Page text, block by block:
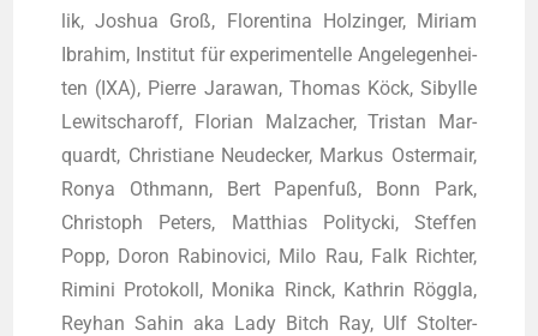
lik, Joshua Groß, Flo­ren­ti­na Holz­in­ger, Miri­am
Ibra­him, Insti­tut für expe­ri­men­tel­le Ange­le­gen­hei­
ten (IXA), Pierre Jara­wan, Tho­mas Köck, Sibyl­le
Lewitschar­off, Flo­ri­an Malz­a­cher, Tris­tan Mar­
quardt, Chris­tia­ne Neu­de­cker, Mar­kus Oster­mair,
Ronya Oth­mann, Bert Papen­fuß, Bonn Park,
Chris­toph Peters, Mat­thi­as Poli­ty­cki, Stef­fen
Popp, Doron Rabi­no­vici, Milo Rau, Falk Rich­ter,
Rimi­ni Pro­to­koll, Moni­ka Rinck, Kath­rin Rög­g­la,
Rey­han Sahin aka Lady Bitch Ray, Ulf Stol­ter­